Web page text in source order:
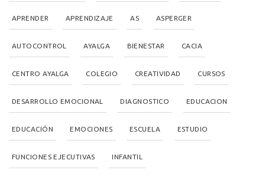
APRENDER APRENDIZAJE AS ASPERGER
AUTOCONTROL AYALGA BIENESTAR CACIA
CENTRO AYALGA COLEGIO CREATIVIDAD CURSOS
DESARROLLO EMOCIONAL DIAGNOSTICO EDUCACION
EDUCACIÓN EMOCIONES ESCUELA ESTUDIO
FUNCIONES EJECUTIVAS INFANTIL